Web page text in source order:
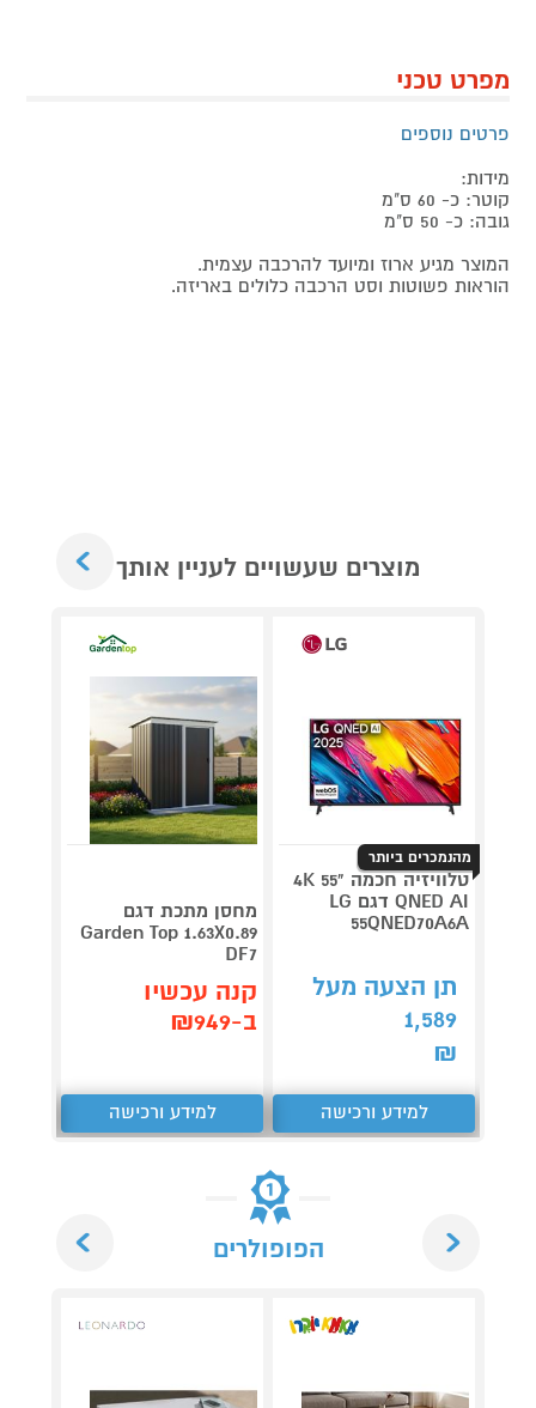
מפרט טכני
פרטים נוספים
מידות:
קוטר: כ- 60 ס"מ
גובה: כ- 50 ס"מ
המוצר מגיע ארוז ומיועד להרכבה עצמית.
הוראות פשוטות וסט הרכבה כלולים באריזה.
מוצרים שעשויים לעניין אותך
מהנמכרים ביותר
טלוויזיה חכמה "55 4K
QNED AI דגם LG
55QNED70A6A
תן הצעה מעל
1,589
₪
למידע ורכישה
מחסן מתכת דגם
Garden Top 1.63X0.89
DF7
קנה עכשיו
ב-₪949
למידע ורכישה
הפופולרים